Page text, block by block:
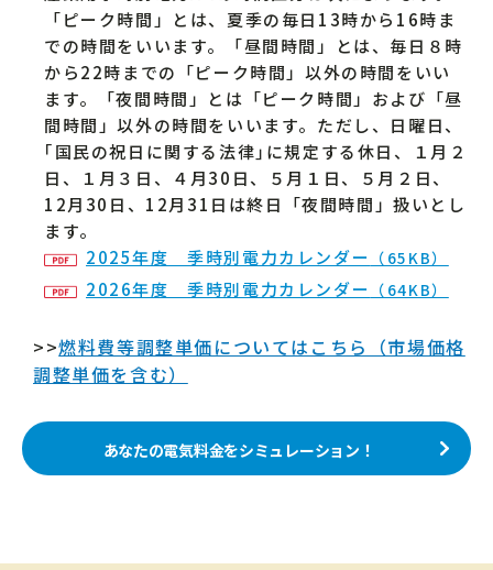
「ピーク時間」とは、夏季の毎日13時から16時ま
での時間をいいます。「昼間時間」とは、毎日８時
から22時までの「ピーク時間」以外の時間をいい
ます。「夜間時間」とは「ピーク時間」および「昼
間時間」以外の時間をいいます。ただし、日曜日、
｢国民の祝日に関する法律｣に規定する休日、１月２
日、１月３日、４月30日、５月１日、５月２日、
12月30日、12月31日は終日「夜間時間」扱いとし
ます。
2025年度 季時別電力カレンダー （65KB）
2026年度 季時別電力カレンダー （64KB）
>>燃料費等調整単価についてはこちら（市場価格
調整単価を含む）
あなたの電気料金をシミュレーション！